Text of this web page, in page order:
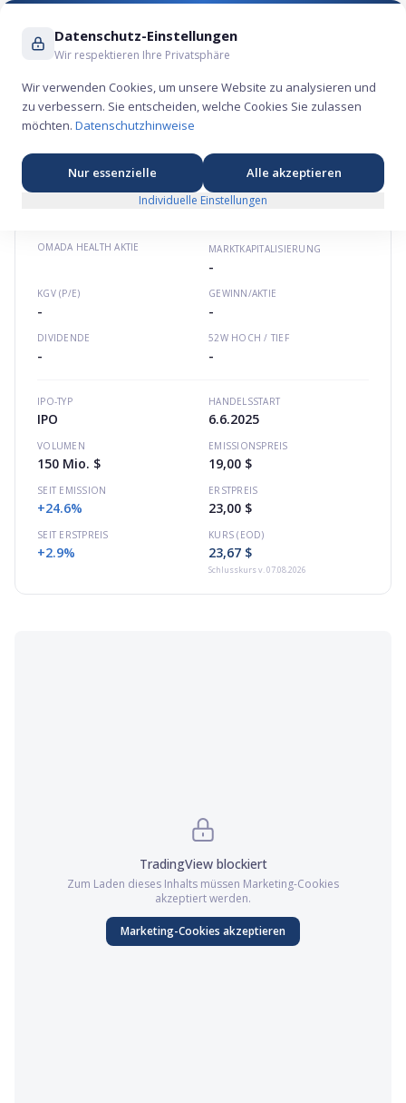
Suche ...
Omada Health Aktie – Gesundheits-
Börsengang 2025
Nordamerika ⚕️ omadahealth.com ★
OMADA HEALTH AKTIE MARKTKAPITALISIERUNG
-
KGV (P/E)
-
GEWINN/AKTIE
-
DIVIDENDE
-
52W HOCH / TIEF
-
IPO-TYP
IPO
HANDELSSTART
6.6.2025
VOLUMEN
150 Mio. $
EMISSIONSPREIS
19,00 $
SEIT EMISSION
+24.6%
ERSTPREIS
23,00 $
SEIT ERSTPREIS
+2.9%
KURS (EOD)
23,67 $
Schlusskursv. 07.08.2026
TradingViewblockiert
Zum Laden dieses Inhalts müssen Marketing-Cookies
akzeptiert werden.
Marketing-Cookies akzeptieren
Datenschutz-Einstellungen
Wir respektieren Ihre Privatsphäre
Wir verwenden Cookies, um unsere Website zu analysieren und
zu verbessern. Sie entscheiden, welche Cookies Sie zulassen
möchten. Datenschutzhinweise
Nur essenzielle Alle akzeptieren
Individuelle Einstellungen